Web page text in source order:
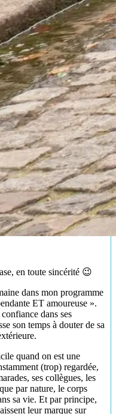
en toute sincérité 😉
dans mon programme
ET amoureuse ».
dans ses
son temps à douter de sa
quand on est une
(trop) regardée,
ses collègues, les
par nature, le corps
sa vie. Et par principe,
leur marque sur